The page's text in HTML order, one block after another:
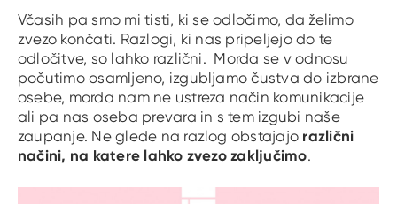
Včasih pa smo mi tisti, ki se odločimo, da želimo
zvezo končati. Razlogi, ki nas pripeljejo do te
odločitve, so lahko različni. Morda se v odnosu
počutimo osamljeno, izgubljamo čustva do izbrane
osebe, morda nam ne ustreza način komunikacije
ali pa nas oseba prevara in s tem izgubi naše
zaupanje. Ne glede na razlog obstajajo različni
načini, na katere lahko zvezo zaključimo.